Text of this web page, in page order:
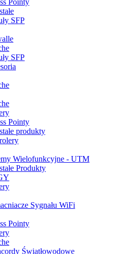
Pointy
SFP
SFP
Pointy
produkty
Wielofunkcyjne - UTM
Produkty
Sygnału WiFi
Pointy
Światłowodowe